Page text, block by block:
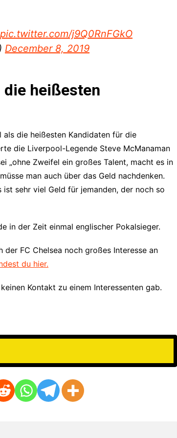
pic.twitter.com/j9Q0RnFGkO
December 8, 2019
die heißesten
die heißesten Kandidaten für die
die Liverpool-Legende Steve McManaman
„ohne Zweifel ein großes Talent, macht es in
man auch über das Geld nachdenken.
sehr viel Geld für jemanden, der noch so
in der Zeit einmal englischer Pokalsieger.
FC Chelsea noch großes Interesse an
du hier.
Kontakt zu einem Interessenten gab.